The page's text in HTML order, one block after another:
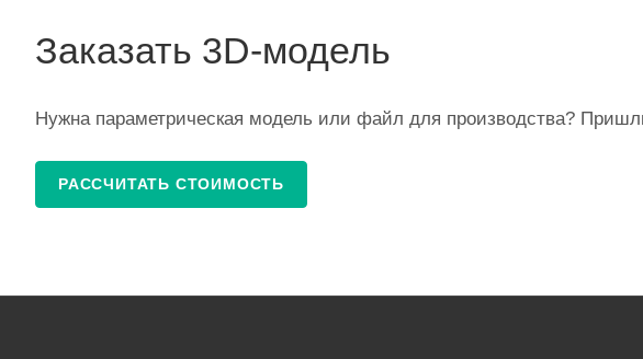
Заказать 3D‑модель
Нужна параметрическая модель или файл для производства?
РАССЧИТАТЬ СТОИМОСТЬ